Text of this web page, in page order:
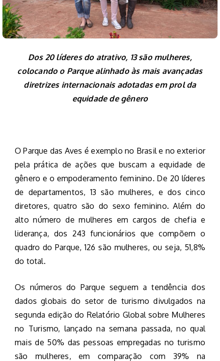
Dos 20 líderes do atrativo, 13 são mulheres,
colocando o Parque alinhado às mais avançadas
diretrizes internacionais adotadas em prol da
equidade de gênero
O Parque das Aves é exemplo no Brasil e no exterior
pela prática de ações que buscam a equidade de
gênero e o empoderamento feminino. De 20 líderes
de departamentos, 13 são mulheres, e dos cinco
diretores, quatro são do sexo feminino. Além do
alto número de mulheres em cargos de chefia e
liderança, dos 243 funcionários que compõem o
quadro do Parque, 126 são mulheres, ou seja, 51,8%
do total.
Os números do Parque seguem a tendência dos
dados globais do setor de turismo divulgados na
segunda edição do Relatório Global sobre Mulheres
no Turismo, lançado na semana passada, no qual
mais de 50% das pessoas empregadas no turismo
são mulheres, em comparação com 39% na